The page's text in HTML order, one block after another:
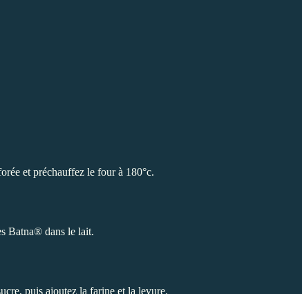
et préchauffez le four à 180°c.
Batna® dans le lait.
puis ajoutez la farine et la levure.